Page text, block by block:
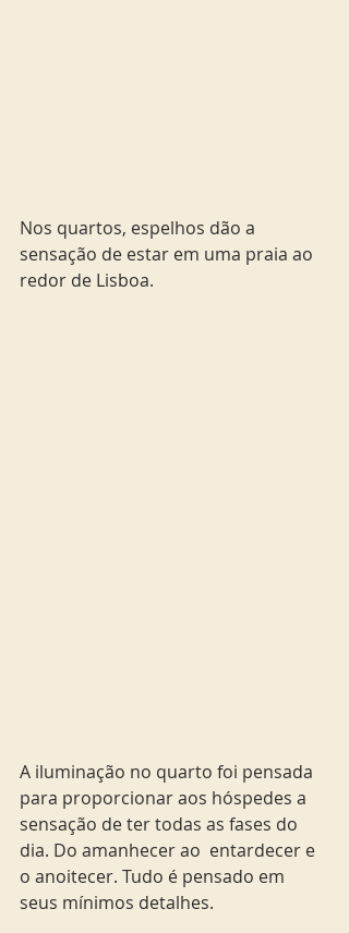
Nos quartos, espelhos dão a
sensação de estar em uma praia ao
redor de Lisboa.
A iluminação no quarto foi pensada
para proporcionar aos hóspedes a
sensação de ter todas as fases do
dia. Do amanhecer ao  entardecer e
o anoitecer. Tudo é pensado em
seus mínimos detalhes.